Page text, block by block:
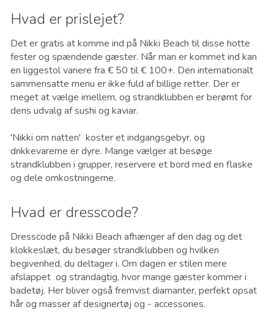
Hvad er prislejet?
Det er gratis at komme ind på Nikki Beach til disse hotte
fester og spændende gæster. Når man er kommet ind kan
en liggestol variere fra € 50 til € 100+. Den internationalt
sammensatte menu er ikke fuld af billige retter. Der er
meget at vælge imellem, og strandklubben er berømt for
dens udvalg af sushi og kaviar.
'Nikki om natten' koster et indgangsgebyr, og
drikkevarerne er dyre. Mange vælger at besøge
strandklubben i grupper, reservere et bord med en flaske
og dele omkostningerne.
Hvad er dresscode?
Dresscode på Nikki Beach afhænger af den dag og det
klokkeslæt, du besøger strandklubben og hvilken
begivenhed, du deltager i. Om dagen er stilen mere
afslappet og strandagtig, hvor mange gæster kommer i
badetøj. Her bliver også fremvist diamanter, perfekt opsat
hår og masser af designertøj og - accessories.